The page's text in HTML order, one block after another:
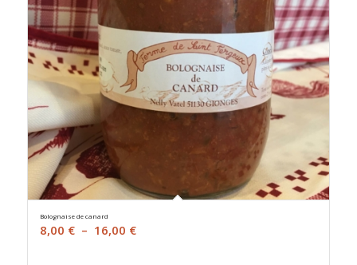
Bolognaise de canard
8,00 € – 16,00 €Plage